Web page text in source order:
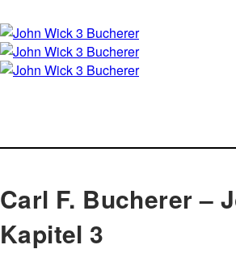
Carl F. Bucherer –
Kapitel 3